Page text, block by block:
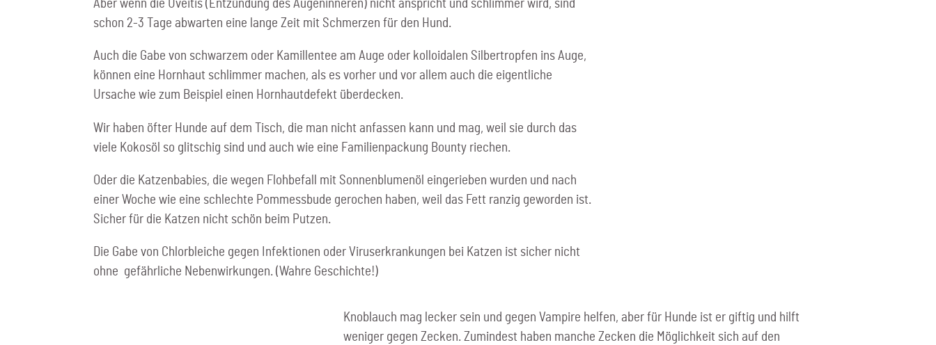
Aber wenn die Uveitis (Entzündung des Augeninneren) nicht anspricht und schlimmer wird, sind
schon 2-3 Tage abwarten eine lange Zeit mit Schmerzen für den Hund.
Auch die Gabe von schwarzem oder Kamillentee am Auge oder kolloidalen Silbertropfen ins Auge,
können eine Hornhaut schlimmer machen, als es vorher und vor allem auch die eigentliche
Ursache wie zum Beispiel einen Hornhautdefekt überdecken.
Wir haben öfter Hunde auf dem Tisch, die man nicht anfassen kann und mag, weil sie durch das
viele Kokosöl so glitschig sind und auch wie eine Familienpackung Bounty riechen.
Oder die Katzenbabies, die wegen Flohbefall mit Sonnenblumenöl eingerieben wurden und nach
einer Woche wie eine schlechte Pommessbude gerochen haben, weil das Fett ranzig geworden ist.
Sicher für die Katzen nicht schön beim Putzen.
Die Gabe von Chlorbleiche gegen Infektionen oder Viruserkrankungen bei Katzen ist sicher nicht
ohne gefährliche Nebenwirkungen. (Wahre Geschichte!)
Knoblauch mag lecker sein und gegen Vampire helfen, aber für Hunde ist er giftig und hilft
weniger gegen Zecken. Zumindest haben manche Zecken die Möglichkeit sich auf den